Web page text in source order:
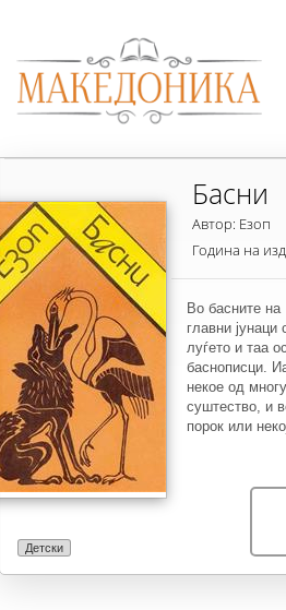
Детски
Басни
Автор: Езоп
Година на
Во басните на
главни јунаци
луѓето и таа
баснописци.
некое од
суштество, и
порок или
правичност,